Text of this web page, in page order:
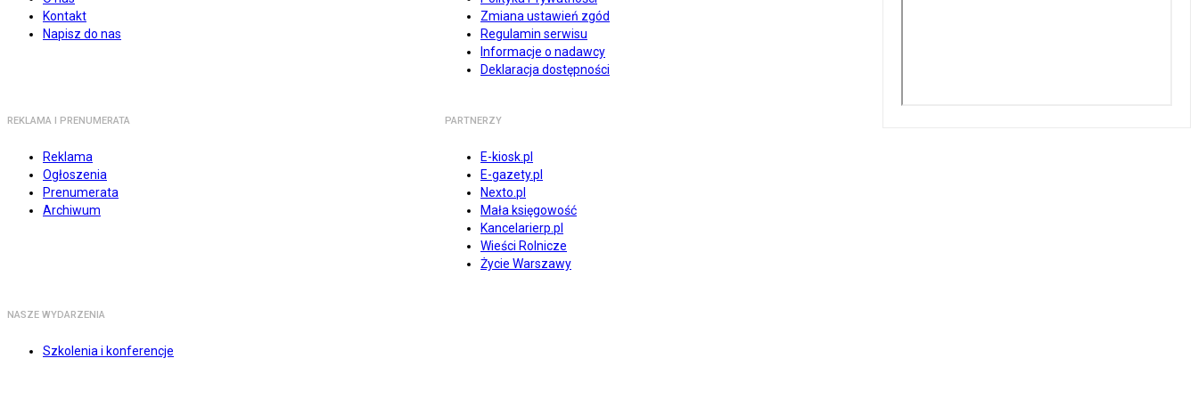
Kontakt
Napisz do nas
Zmiana ustawień zgód
Regulamin serwisu
Informacje o nadawcy
Deklaracja dostępności
REKLAMA I PRENUMERATA
Reklama
Ogłoszenia
Prenumerata
Archiwum
PARTNERZY
E-kiosk.pl
E-gazety.pl
Nexto.pl
Mała księgowość
Kancelarierp.pl
Wieści Rolnicze
Życie Warszawy
NASZE WYDARZENIA
Szkolenia i konferencje